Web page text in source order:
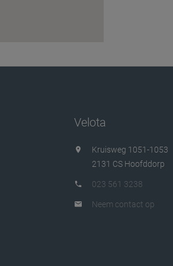
Velota
Kruisweg 1051-1053
2131 CS Hoofddorp
023 561 3238
Neem contact op